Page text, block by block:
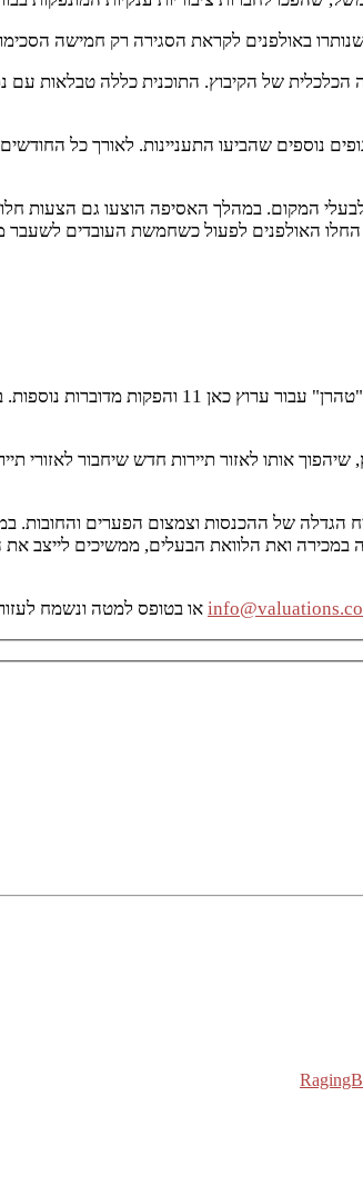
באולפנים לקראת הסגירה רק חמישה
של הקיבוץ. התוכנית כללה טבלאות עם
נוספים שהביעו התעניינות. לאורך כל
לבעלי המקום. במהלך האסיפה הוצעו גם הצעות
האולפנים לפעול כשחמשת העובדים
העובדים שהפכו למנהלים החלו לקדם פרויקטים חדשים של תרגום
אותו לאזור תיירות חדש שיחבור לאזורי
הגדלה של ההכנסות וצמצום הפערים
ואת הלוואת הבעלים, ממשיכים לייצב את
או בטופס למטה ונשמח